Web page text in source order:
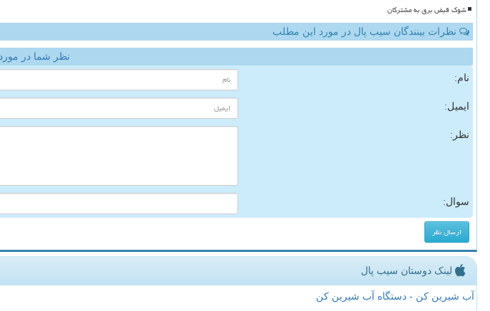
شوک قبض برق به مشترکان
نظرات بینندگان سیب پال در مورد این مطلب
نظر شما در
نام:
ایمیل:
نظر:
سوال:
لینک دوستان سیب پال
آب شیرین کن - دستگاه آب شیرین کن